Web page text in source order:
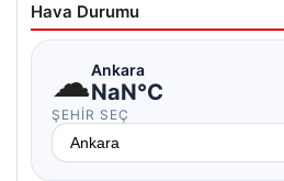
Hava Durumu
☁Ankara
NaN°C
ŞEHIR SEÇ